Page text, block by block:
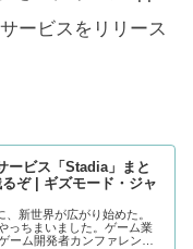
ービスをリリース
ービス「Stadia」まと
ぞ | ギズモード・ジャ
新世界が広がり始めた。
っちまいました。ゲーム業
ーム開発者カンファレン